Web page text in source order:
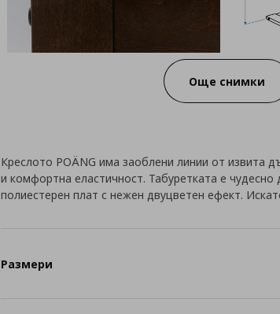
Още снимки
Креслото POÄNG има заоблени линии от извита
и комфортна еластичност. Табуретката е чудесно
полиестерен плат с нежен двуцветен ефект.
Размери